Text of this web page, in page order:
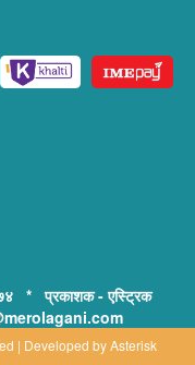
* प्रकाशक - एस्ट्रिक
| Developed byAsterisk